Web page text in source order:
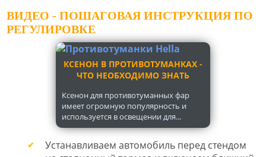
ВИДЕО - ПОШАГОВАЯ ИНСТРУКЦИЯ ПО
РЕГУЛИРОВКЕ
КСЕНОН В ПРОТИВОТУМАНКАХ -
ЧТО НЕОБХОДИМО ЗНАТЬ
Ксенон для противотуманных фар
имеет огромную популярность и
используется в освещении для...
Устанавливаем автомобиль перед стендом